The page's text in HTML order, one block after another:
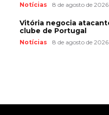
Notícias 8 de agosto de 2026
Vitória negocia
clube de Portugal
Notícias 8 de agosto de 2026